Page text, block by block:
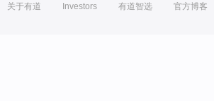
关于有道 Investors 有道智选 官方博客